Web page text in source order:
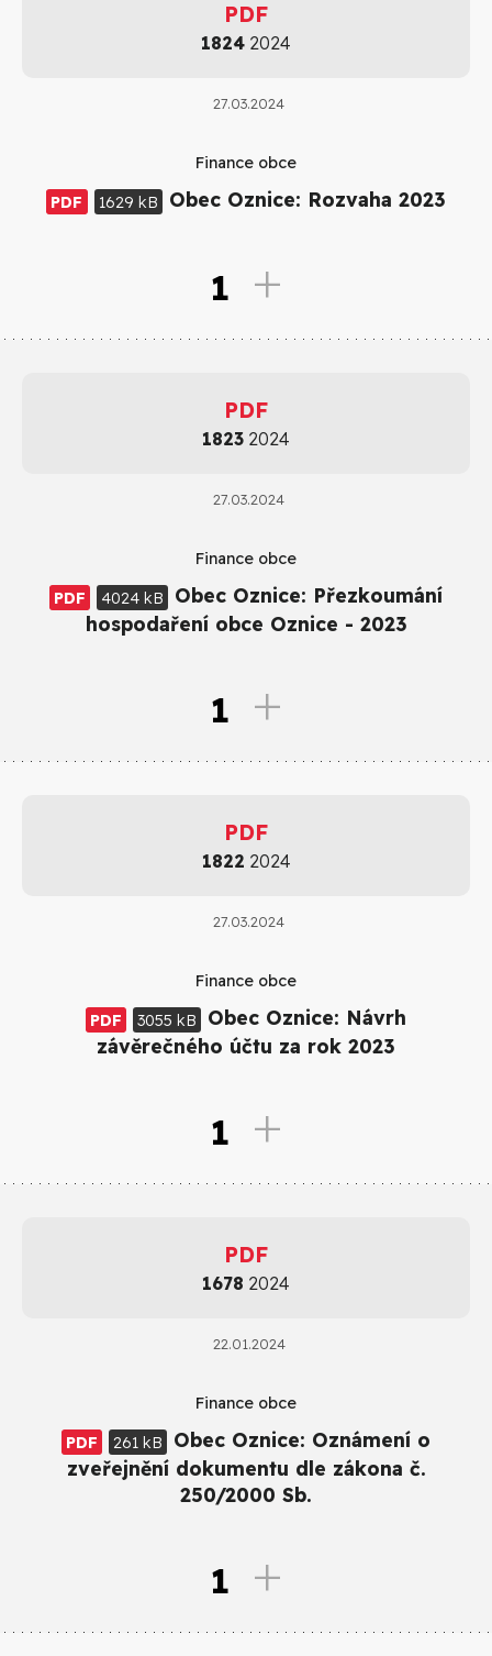
PDF
1824 2024
27.03.2024
Finance obce
PDF
1629 kB Obec Oznice: Rozvaha 2023
1
PDF
1823 2024
27.03.2024
Finance obce
PDF
4024 kB
Obec Oznice: Přezkoumání
hospodaření obce Oznice - 2023
1
PDF
1822 2024
27.03.2024
Finance obce
PDF
3055 kB
Obec Oznice: Návrh
závěrečného účtu za rok 2023
1
PDF
1678 2024
22.01.2024
Finance obce
PDF
261 kB
Obec Oznice: Oznámení o
zveřejnění dokumentu dle zákona č.
250/2000 Sb.
1